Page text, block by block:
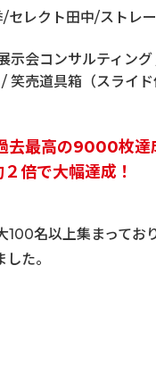
セレクト田中/ストレ
示会コンサルティン
笑売道具箱（スライ
去最高の9000枚達
倍で大幅達成！
名以上集まってお
た。